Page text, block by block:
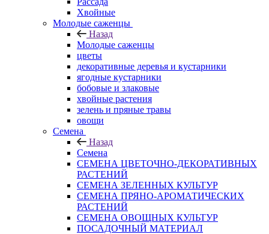
Хвойные
Молодые саженцы
Назад
Молодые саженцы
цветы
декоративные деревья и кустарники
ягодные кустарники
бобовые и злаковые
хвойные растения
зелень и пряные травы
овощи
Семена
Назад
Семена
СЕМЕНА ЦВЕТОЧНО-ДЕКОРАТИВНЫХ
РАСТЕНИЙ
СЕМЕНА ЗЕЛЕННЫХ КУЛЬТУР
СЕМЕНА ПРЯНО-АРОМАТИЧЕСКИХ
РАСТЕНИЙ
СЕМЕНА ОВОЩНЫХ КУЛЬТУР
ПОСАДОЧНЫЙ МАТЕРИАЛ